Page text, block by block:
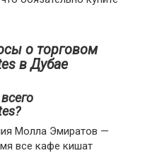
о торговом
в Дубае
Молла Эмиратов —
все кафе кишат